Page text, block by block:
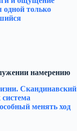
одной только
намерению
Скандинавский
менять ход